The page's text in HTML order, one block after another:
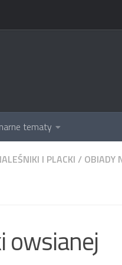
tematy
I PLACKI / OBIADY
owsianej